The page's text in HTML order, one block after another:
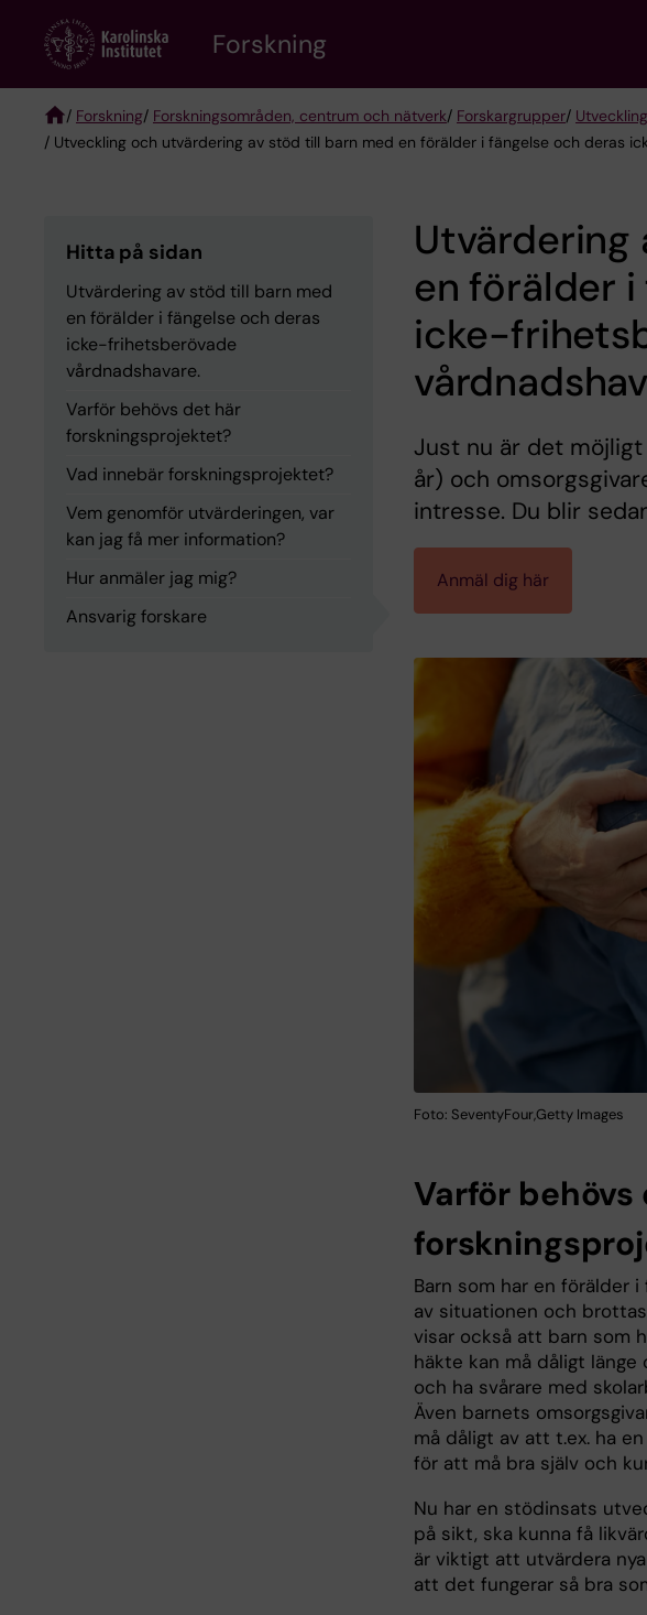
content
Forskning
Breadcrumb
/ Forskning/ Forskningsområden, centrum och nätverk/ Forskargrupper/
/ Utveckling och utvärdering av stöd till barn med en förälder i fängelse och deras
Hitta på sidan
Utvärdering av stöd till barn med
en förälder i fängelse och deras
icke-frihetsberövade
vårdnadshavare.
Varför behövs det här
forskningsprojektet?
Vad innebär forskningsprojektet?
Vem genomför utvärderingen, var
kan jag få mer information?
Hur anmäler jag mig?
Ansvarig forskare
Utvärdering
en förälder
icke-
Just nu är det
år) och
intresse. Du blir
Anmäl dig här
Foto: SeventyFour,Getty Images
Varför
Barn som har en förälder
av situationen och
visar också att barn som
häkte kan må dåligt
och ha svårare med
Även barnets
må dåligt av att t.ex. ha
för att må bra själv och
Nu har en stödinsats
på sikt, ska kunna få
är viktigt att utvärdera
att det fungerar så bra